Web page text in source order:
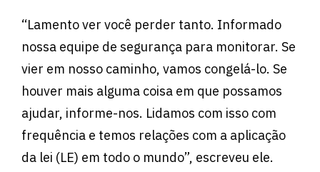
“Lamento ver você perder tanto. Informado
nossa equipe de segurança para monitorar. Se
vier em nosso caminho, vamos congelá-lo. Se
houver mais alguma coisa em que possamos
ajudar, informe-nos. Lidamos com isso com
frequência e temos relações com a aplicação
da lei (LE) em todo o mundo”, escreveu ele.